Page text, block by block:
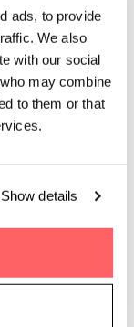
ads, to provide
We also
with our social
may combine
to them or that
Show details
ANY
groove van de
plek.